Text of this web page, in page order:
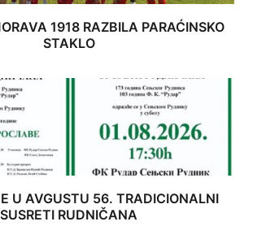
1918 RAZBILA PARAĆINSKO
STAKLO
U AVGUSTU 56. TRADICIONALNI
SUSRETI RUDNIČANA